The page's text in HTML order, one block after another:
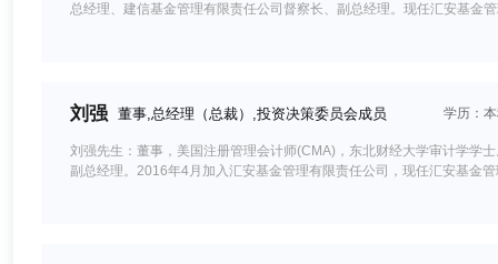
总经理、建信基金管理有限责任公司督察长、副总经理。现任汇安基金
刘强 董事,总经理（总裁）,投资决策委员会成员 学历：
刘强先生：董事，美国注册管理会计师(CMA)，东北财经大学审计学学
副总经理。2016年4月加入汇安基金管理有限责任公司，现任汇安基金